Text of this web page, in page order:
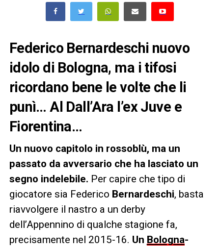
Federico Bernardeschi nuovo
idolo di Bologna, ma i tifosi
ricordano bene le volte che li
punì… Al Dall’Ara l’ex Juve e
Fiorentina…
Un nuovo capitolo in rossoblù, ma un
passato da avversario che ha lasciato un
segno indelebile. Per capire che tipo di
giocatore sia Federico Bernardeschi, basta
riavvolgere il nastro a un derby
dell’Appennino di qualche stagione fa,
precisamente nel 2015-16. Un Bologna-